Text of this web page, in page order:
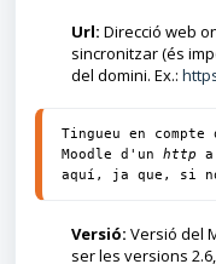
Url: Direcció web
sincronitzar (és
del domini. Ex.:
Tingueu en
Moodle d'un http
aquí, ja que, si
Versió: Versió del
ser les versions 2.6,